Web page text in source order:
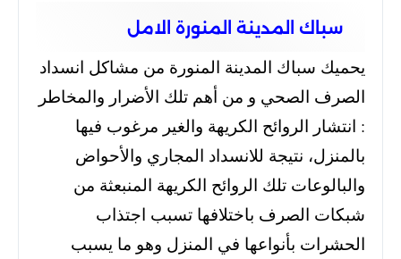
سباك المدينة المنورة الامل
يحميك سباك المدينة المنورة من مشاكل انسداد
الصرف الصحي و من أهم تلك الأضرار والمخاطر
: انتشار الروائح الكريهة والغير مرغوب فيها
بالمنزل، نتيجة للانسداد المجاري والأحواض
والبالوعات تلك الروائح الكريهة المنبعثة من
شبكات الصرف باختلافها تسبب اجتذاب
الحشرات بأنواعها في المنزل وهو ما يسبب